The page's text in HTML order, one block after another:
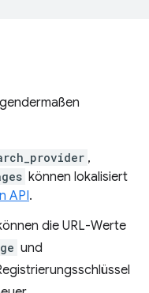
,
können lokalisiert
API.
die URL-Werte
und